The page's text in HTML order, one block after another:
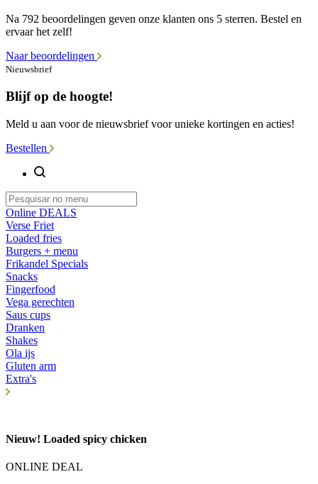
Na 792 beoordelingen geven onze klanten ons 5 sterren. Bestel en
ervaar het zelf!
Naar beoordelingen
Nieuwsbrief
Blijf op de hoogte!
Meld u aan voor de nieuwsbrief voor unieke kortingen en acties!
Bestellen
Online DEALS
Verse Friet
Loaded fries
Burgers + menu
Frikandel Specials
Snacks
Fingerfood
Vega gerechten
Saus cups
Dranken
Shakes
Ola ijs
Gluten arm
Extra's
Nieuw! Loaded spicy chicken
ONLINE DEAL